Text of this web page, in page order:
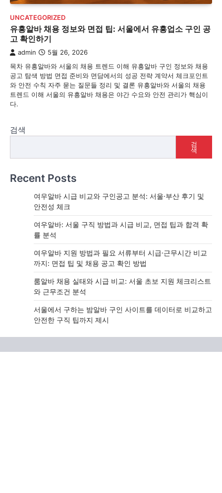
UNCATEGORIZED
유흥알바 채용 정보와 면접 팁: 서울에서 유흥업소 구인 공
고 확인하기
admin 5월 26, 2026
목차 유흥알바와 서울의 채용 트렌드 이해 유흥알바 구인 정보와 채용
공고 탐색 방법 면접 준비와 면담에서의 성공 전략 계약서 체크포인트
와 안전 수칙 자주 묻는 질문들 정리 및 결론 유흥알바와 서울의 채용
트렌드 이해 서울의 유흥알바 채용은 야간 수요와 안전 관리가 핵심이
다.
검색
검
색
Recent Posts
여우알바 시급 비교와 구인공고 분석: 서울·부산 후기 및
안전성 체크
여우알바: 서울 구직 방법과 시급 비교, 면접 팁과 합격 확
률 분석
여우알바 지원 방법과 필요 서류부터 시급·근무시간 비교
까지: 면접 팁 및 채용 공고 확인 방법
룸알바 채용 실태와 시급 비교: 서울 초보 지원 체크리스트
와 근무조건 분석
서울에서 구하는 밤알바 구인 사이트를 데이터로 비교하고
안전한 구직 팁까지 제시